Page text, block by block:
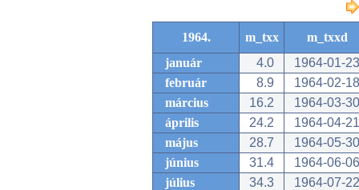
1964. m_txx
m_txxd
január
4.0
1964-01-23
február
8.9
1964-02-18
március
16.2
1964-03-30
április
24.2
1964-04-21
május
28.7
1964-05-30
június
31.4
1964-06-06
július
34.3
1964-07-22